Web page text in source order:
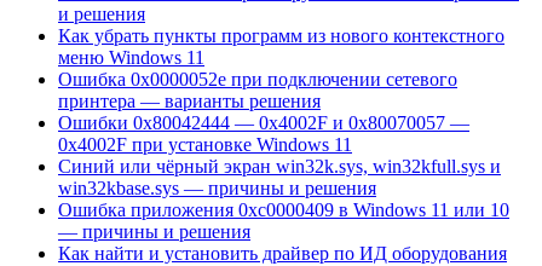
и решения
Как убрать пункты программ из нового контекстного
меню Windows 11
Ошибка 0x0000052e при подключении сетевого
принтера — варианты решения
Ошибки 0x80042444 — 0x4002F и 0x80070057 —
0x4002F при установке Windows 11
Синий или чёрный экран win32k.sys, win32kfull.sys и
win32kbase.sys — причины и решения
Ошибка приложения 0xc0000409 в Windows 11 или 10
— причины и решения
Как найти и установить драйвер по ИД оборудования